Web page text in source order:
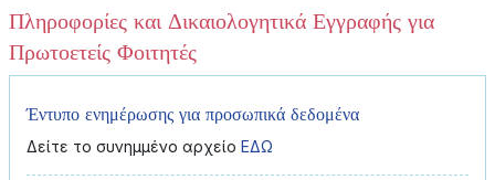
Πληροφορίες και Δικαιολογητικά Εγγραφής για
Πρωτοετείς Φοιτητές
Έντυπο ενημέρωσης για προσωπικά δεδομένα
Δείτε το συνημμένο αρχείο ΕΔΩ